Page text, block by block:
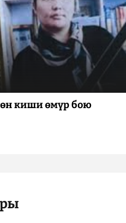
киши өмүр бою